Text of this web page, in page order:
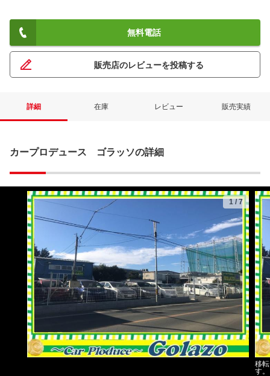
無料電話
販売店のレビューを投稿する
詳細 在庫 レビュー 販売実績
カープロデュース ゴラッソの詳細
1 /7
移
す。